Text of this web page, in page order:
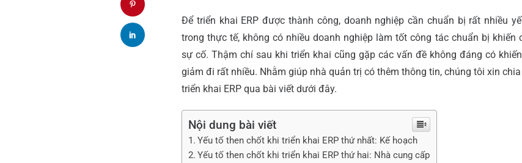
Để triển khai ERP được thành công, doanh nghiệp cần chuẩn bị rất nhiều
trong thực tế, không có nhiều doanh nghiệp làm tốt công tác chuẩn bị khiến
sự cố. Thậm chí sau khi triển khai cũng gặp các vấn đề không đáng có
giảm đi rất nhiều. Nhằm giúp nhà quản trị có thêm thông tin, chúng tôi xin
triển khai ERP qua bài viết dưới đây.
Nội dung bài viết
Yếu tố then chốt khi triển khai ERP thứ nhất: Kế hoạch
Yếu tố then chốt khi triển khai ERP thứ hai: Nhà cung cấp